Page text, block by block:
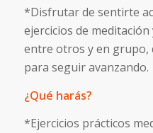
*Disfrutar de sentirte
ejercicios de
entre otros y en grupo,
para seguir avanzando.
¿Qué harás?
*Ejercicios prácticos